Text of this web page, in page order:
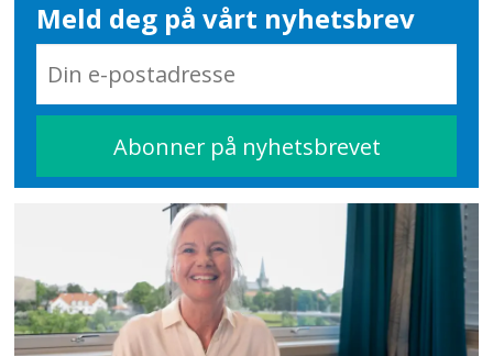
Meld deg på vårt nyhetsbrev